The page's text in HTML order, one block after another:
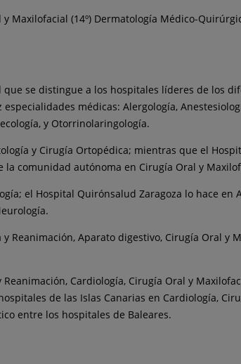
Maxilofacial (14º) Dermatología Médico-
se distingue a los hospitales líderes de los
médicas: Alergología,
y Otorrinolaringología.
y Cirugía Ortopédica; mientras que el
la comunidad autónoma en Cirugía Oral y
el Hospital Quirónsalud Zaragoza lo hace en
Reanimación, Aparato digestivo, Cirugía Oral y
Cardiología, Cirugía Oral y
de las Islas Canarias en Cardiología,
entre los hospitales de Baleares.